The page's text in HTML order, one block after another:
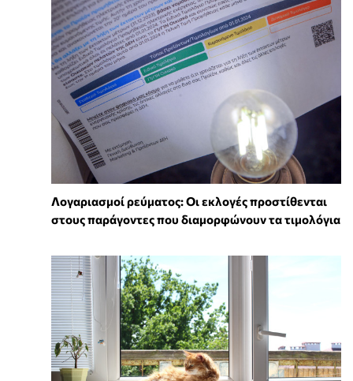
Λογαριασμοί ρεύματος: Οι εκλογές προστίθενται
στους παράγοντες που διαμορφώνουν τα τιμολόγια